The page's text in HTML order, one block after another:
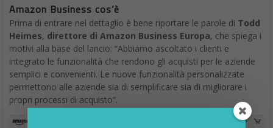
software innovative per creare un’esperienza di elaborazione
davvero personale e versatile,” recita un documento interno
“Sfumerà le linee di demarcazione tra mobile e computer
stazionario”.
Microsoft Surface pieghevole caratteristiche
Microsoft prevede di tentare un rilascio del nuovo dispositivo
entro la fine dell’anno